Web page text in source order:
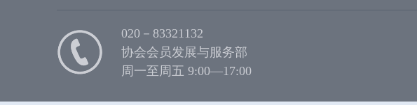
020－83321132
协会会员发展与服务部
周一至周五 9:00—17:00